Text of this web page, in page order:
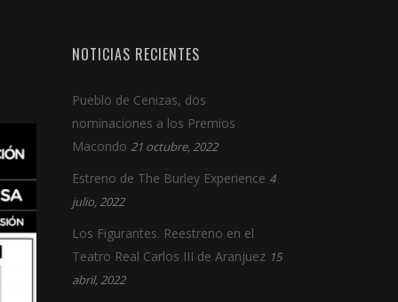
NOTICIAS RECIENTES
Pueblo de Cenizas, dos
nominaciones a los Premios
Macondo 21 octubre, 2022
Estreno de The Burley Experience 4
julio, 2022
Los Figurantes. Reestreno en el
Teatro Real Carlos III de Aranjuez 15
abril, 2022